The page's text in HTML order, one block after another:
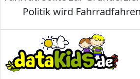
Politik wird